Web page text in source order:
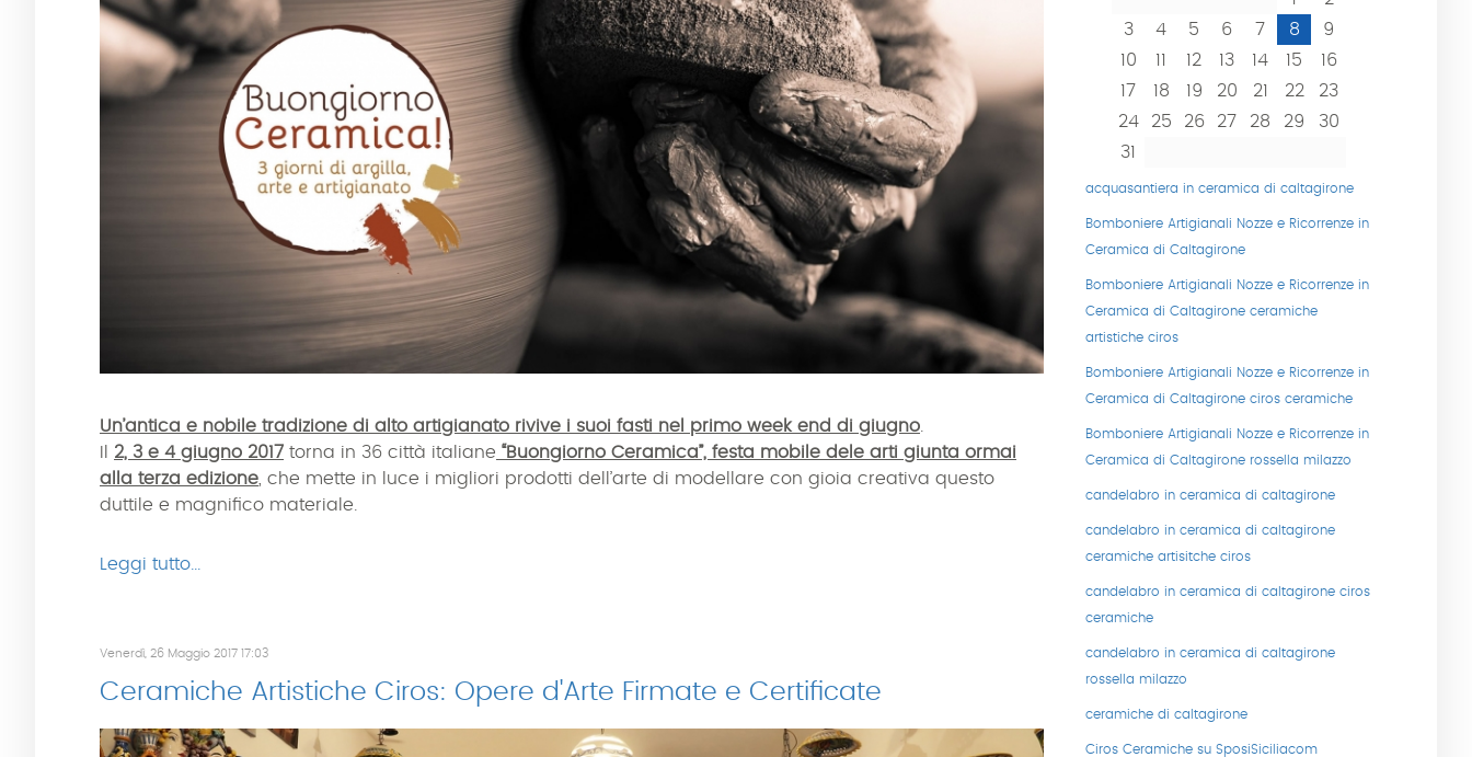
Un’antica e nobile tradizione di alto artigianato rivive i suoi fasti nel primo week end di giugno
2, 3 e 4 giugno 2017 torna in 36 città italiane “Buongiorno Ceramica”, festa mobile dele arti giunta ormai
alla terza edizione , che mette in luce i migliori prodotti dell’arte di modellare con gioia creativa questo
duttile e magnifico materiale.
Leggi tutto...
Venerdì, 26 Maggio 2017 17:03
Ceramiche Artistiche Ciros: Opere d'Arte Firmate e Certificate
3
4 5 6 7 8
9
10
11 12 13 14 15
16
17
18 19 20 21 22
23
24
25 26 27 28 29
30
31
acquasantiera in ceramica di caltagirone
Bomboniere Artigianali Nozze e Ricorrenze in
Ceramica di Caltagirone
Bomboniere Artigianali Nozze e Ricorrenze in
Ceramica di Caltagirone ceramiche
artistiche ciros
Bomboniere Artigianali Nozze e Ricorrenze in
Ceramica di Caltagirone ciros ceramiche
Bomboniere Artigianali Nozze e Ricorrenze in
Ceramica di Caltagirone rossella milazzo
candelabro in ceramica di caltagirone
candelabro in ceramica di caltagirone
ceramiche artisitche ciros
candelabro in ceramica di caltagirone ciros
ceramiche
candelabro in ceramica di caltagirone
rossella milazzo
ceramiche di caltagirone
Ciros Ceramiche su SposiSiciliacom